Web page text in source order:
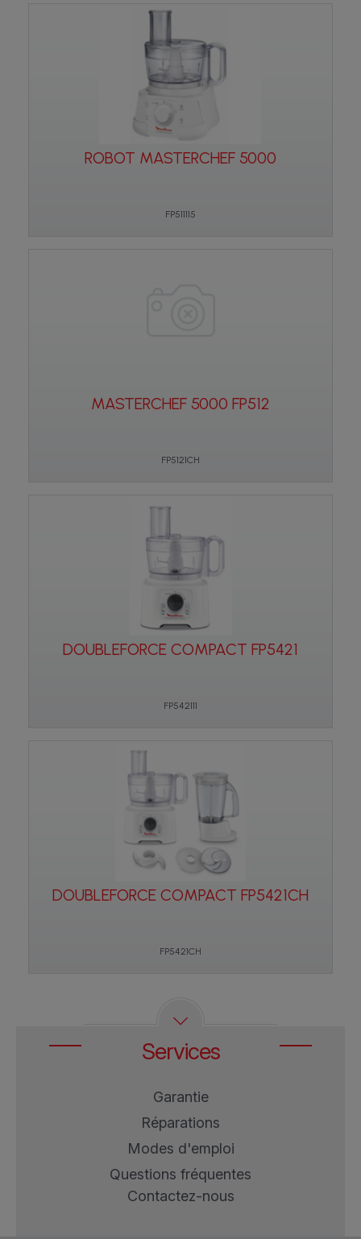
ROBOT MASTERCHEF 5000
FP511115
MASTERCHEF 5000 FP512
FP5121CH
DOUBLEFORCE COMPACT FP5421
FP542111
DOUBLEFORCE COMPACT FP5421CH
FP5421CH
Services
Garantie
Réparations
Modes d'emploi
Questions fréquentes
Contactez-nous